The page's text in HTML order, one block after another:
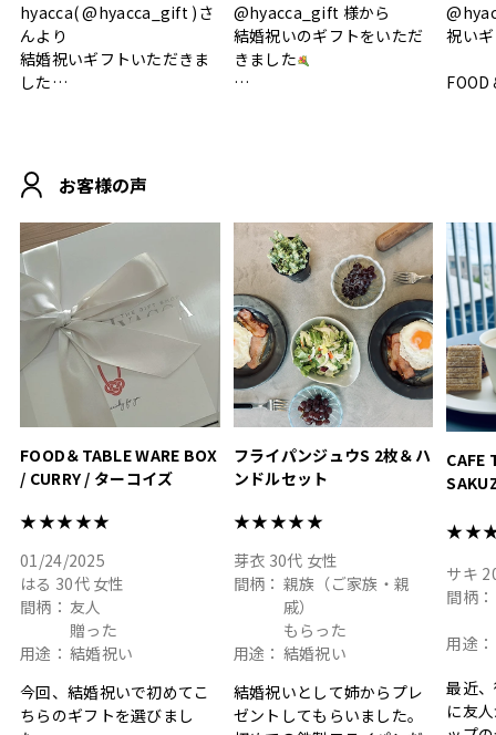
hyacca( @hyacca_gift )さ
んより
結婚祝いギフトいただきま
した
おうちカフェもお洒落にな
って嬉しい𖠚 ⡱
.
#hyacca #結婚祝い
@hyacca_gift 様から
結婚祝いのギフトをいただ
きました
素敵なギフトを
ありがとうございました
#hyacca #結婚祝い
#お祝い #プレゼント
祝い
FOOD
真っ
いい
#結婚
淡色
結婚
色イ
お客様の声
FOOD＆TABLE WARE BOX
/ CURRY / ターコイズ
★★★★★
01/24/2025
はる 30代 女性
間柄： 友人
贈った
用途： 結婚祝い
今回、結婚祝いで初めてこ
ちらのギフトを選びまし
フライパンジュウS 2枚＆ハ
ンドルセット
★★★★★
芽衣 30代 女性
間柄： 親族（ご家族・親
戚）
もらった
用途： 結婚祝い
結婚祝いとして姉からプレ
ゼントしてもらいました。
CAFE
サキ
間柄：
用途：
最近
に友